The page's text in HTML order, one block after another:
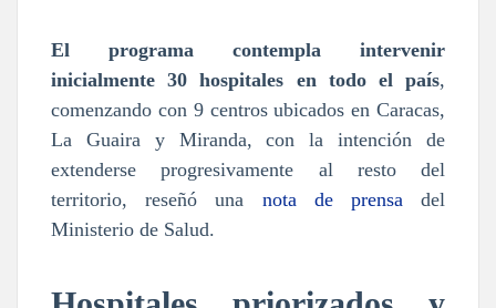
El programa contempla intervenir
inicialmente 30 hospitales en todo el país,
comenzando con 9 centros ubicados en Caracas,
La Guaira y Miranda, con la intención de
extenderse progresivamente al resto del
territorio, reseñó una nota de prensadel
Ministerio de Salud.